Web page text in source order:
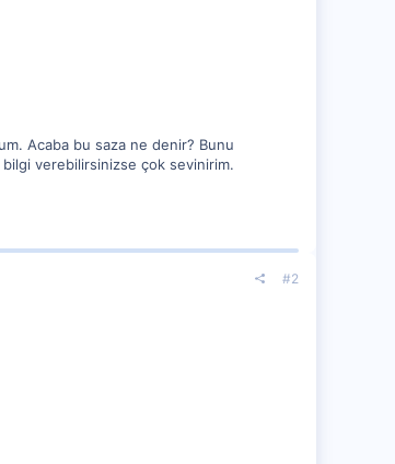
Acaba bu saza ne denir? Bunu
bilgi verebilirsinizse çok sevinirim.
#2